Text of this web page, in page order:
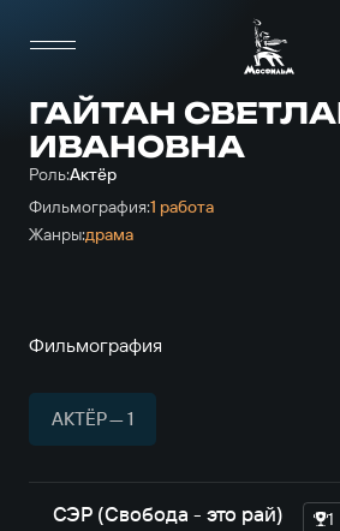
ГАЙТАН
ИВАНОВНА
Роль:Актёр
Фильмография:1 работа
Жанры:драма
Фильмография
АКТЁР — 1
СЭР (Свобода - это рай)
1